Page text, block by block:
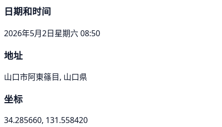
日期和时间
2026年5月2日星期六 08:50
地址
山口市阿東篠目, 山口県
坐标
34.285660, 131.558420